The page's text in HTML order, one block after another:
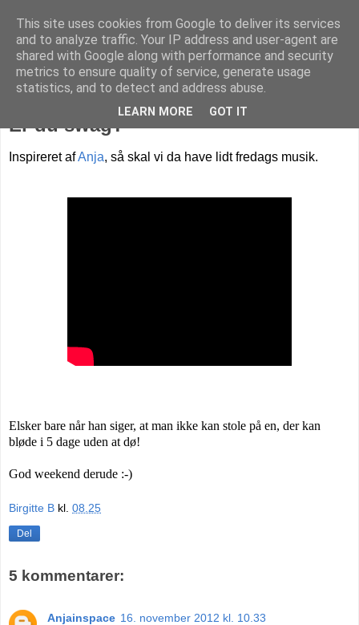
Livet på Vestegnen
Er du swag?
Inspireret afAnja, så skal vi da have lidt fredags musik.
Elsker bare når han siger, at man ikke kan stole på en, der kan
bløde i 5 dage uden at dø!
God weekend derude :-)
Birgitte B kl. 08.25
Del
5 kommentarer:
Anjainspace 16. november 2012 kl. 10.33
This site uses cookies from Google to deliver its services
and to analyze traffic. Your IP address and user-agent are
shared with Google along with performance and security
metrics to ensure quality of service, generate usage
statistics, and to detect and address abuse.
LEARN MORE GOT IT